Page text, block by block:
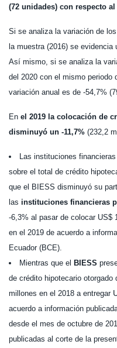
(72 unidades) con respecto
Si se analiza la variación de
la muestra (2016) se
Así mismo, si se analiza la
del 2020 con el mismo periodo
variación anual es de -54,7%
En el 2019 la colocación de
disminuyó un -11,7% (232,2
Las instituciones
sobre el total de crédito
que el BIESS disminuyó su
las instituciones financieras
-6,3% al pasar de colocar US$
en el 2019 de acuerdo a
Ecuador (BCE).
Mientras que el BIESS
de crédito hipotecario otorgado
millones en el 2018 a entregar
acuerdo a información
desde el mes de octubre de
publicadas al corte de la